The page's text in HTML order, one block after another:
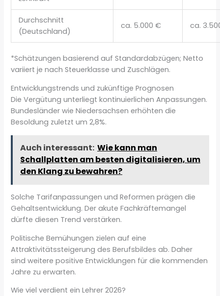
Durchschnitt
(Deutschland)
ca. 5.000 € ca.
*Schätzungen basierend auf Standardabzügen; Netto
variiert je nach Steuerklasse und Zuschlägen.
Entwicklungstrends und zukünftige Prognosen
Die Vergütung unterliegt kontinuierlichen Anpassungen.
Bundesländer wie Niedersachsen erhöhten die
Besoldung zuletzt um 2,8%.
Auch interessant: Wie kann man
Schallplatten am besten digitalisieren, um
den Klang zu bewahren?
Solche Tarifanpassungen und Reformen prägen die
Gehaltsentwicklung. Der akute Fachkräftemangel
dürfte diesen Trend verstärken.
Politische Bemühungen zielen auf eine
Attraktivitätssteigerung des Berufsbildes ab. Daher
sind weitere positive Entwicklungen für die kommenden
Jahre zu erwarten.
Wie viel verdient ein Lehrer 2026?